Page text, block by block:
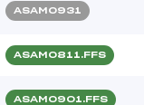
ASAM0931
ASAM0811.FFS
ASAM0901.FFS